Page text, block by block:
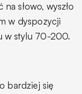
słowo, wyszło
w dyspozycji
w stylu 70-200.
bardziej się